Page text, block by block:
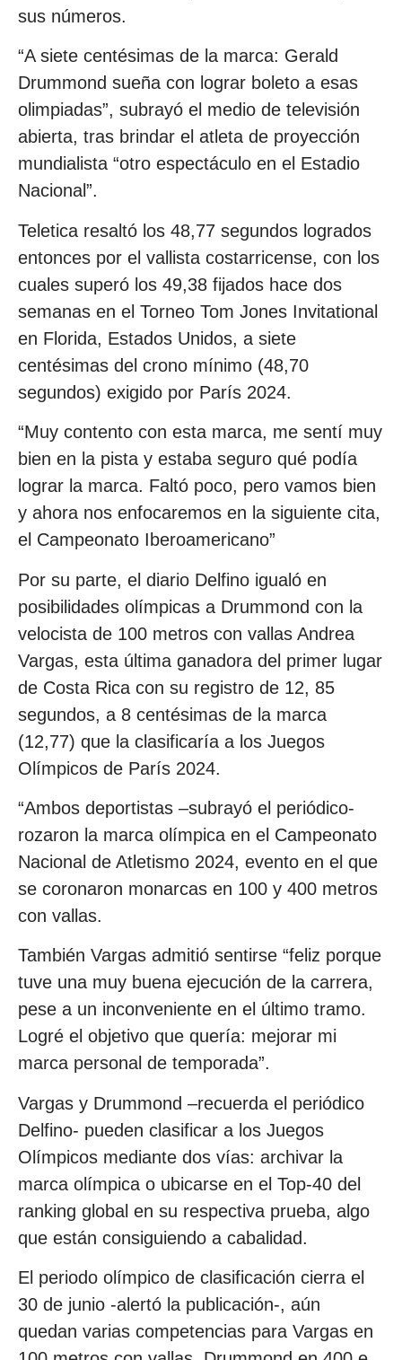
sus números.
“A siete centésimas de la marca: Gerald
Drummond sueña con lograr boleto a esas
olimpiadas”, subrayó el medio de televisión
abierta, tras brindar el atleta de proyección
mundialista “otro espectáculo en el Estadio
Nacional”.
Teletica resaltó los 48,77 segundos logrados
entonces por el vallista costarricense, con los
cuales superó los 49,38 fijados hace dos
semanas en el Torneo Tom Jones Invitational
en Florida, Estados Unidos, a siete
centésimas del crono mínimo (48,70
segundos) exigido por París 2024.
“Muy contento con esta marca, me sentí muy
bien en la pista y estaba seguro qué podía
lograr la marca. Faltó poco, pero vamos bien
y ahora nos enfocaremos en la siguiente cita,
el Campeonato Iberoamericano”
Por su parte, el diario Delfino igualó en
posibilidades olímpicas a Drummond con la
velocista de 100 metros con vallas Andrea
Vargas, esta última ganadora del primer lugar
de Costa Rica con su registro de 12, 85
segundos, a 8 centésimas de la marca
(12,77) que la clasificaría a los Juegos
Olímpicos de París 2024.
“Ambos deportistas –subrayó el periódico-
rozaron la marca olímpica en el Campeonato
Nacional de Atletismo 2024, evento en el que
se coronaron monarcas en 100 y 400 metros
con vallas.
También Vargas admitió sentirse “feliz porque
tuve una muy buena ejecución de la carrera,
pese a un inconveniente en el último tramo.
Logré el objetivo que quería: mejorar mi
marca personal de temporada”.
Vargas y Drummond –recuerda el periódico
Delfino- pueden clasificar a los Juegos
Olímpicos mediante dos vías: archivar la
marca olímpica o ubicarse en el Top-40 del
ranking global en su respectiva prueba, algo
que están consiguiendo a cabalidad.
El periodo olímpico de clasificación cierra el
30 de junio -alertó la publicación-, aún
quedan varias competencias para Vargas en